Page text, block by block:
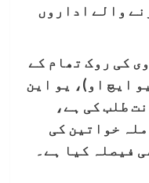
والے اداروں
کی روک تھام کے
ایچ او)، یو این
طلب کی ہے،
خواتین کی
فیصلہ کیا ہے۔